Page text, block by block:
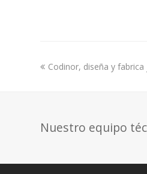
previous
Codinor, diseña y
Nuestro equipo